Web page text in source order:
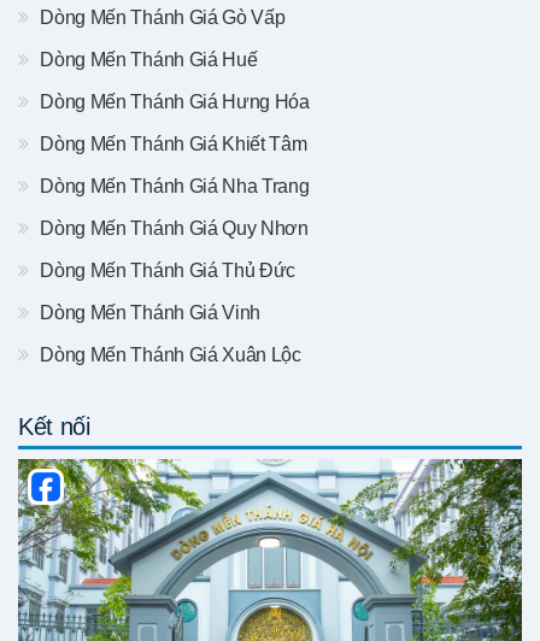
Dòng Mến Thánh Giá Gò Vấp
Dòng Mến Thánh Giá Huế
Dòng Mến Thánh Giá Hưng Hóa
Dòng Mến Thánh Giá Khiết Tâm
Dòng Mến Thánh Giá Nha Trang
Dòng Mến Thánh Giá Quy Nhơn
Dòng Mến Thánh Giá Thủ Đức
Dòng Mến Thánh Giá Vinh
Dòng Mến Thánh Giá Xuân Lộc
Kết nối